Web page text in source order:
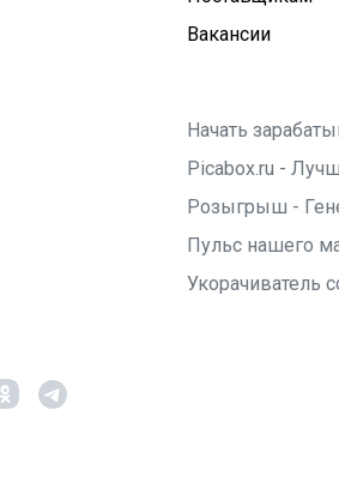
Вакансии
Начать
Picabox.ru -
Розыгрыш -
Пульс нашего
Укорачиватель